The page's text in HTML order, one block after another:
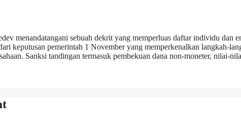
menandatangani sebuah dekrit yang memperluas daftar individu dan
keputusan pemerintah 1 November yang memperkenalkan langkah-
Sanksi tandingan termasuk pembekuan dana non-moneter, nilai-